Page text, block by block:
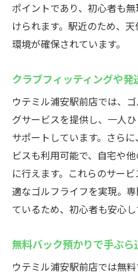
インドアゴルフス
評
活気ある雰囲気で
る
フィッティングサ
柔軟な営業時間で
地域最安値の料金
24時間営業！ウテミル
インドアゴルフス
に練習
自分のライフスタ
い
ポイントであり、初心者も
けられます。駅近のため、
環境が確保されています。
クラブフィッティングや
ウテミル浦安駅前店では、
グサービスを提供し、一人
サポートしています。さら
ビスも利用可能で、自宅や
に行えます。これらのサー
適なゴルフライフを実現。
ているため、初心者も安心し
無料バック預かりで手ぶら
ウテミル浦安駅前店では無